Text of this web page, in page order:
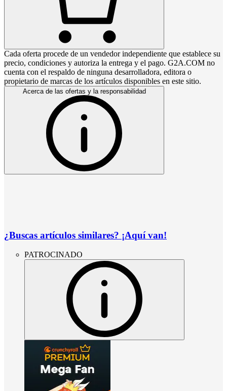
Cada oferta procede de un vendedor independiente que establece su
precio, condiciones y autoriza la entrega y el pago. G2A.COM no
cuenta con el respaldo de ninguna desarrolladora, editora o
propietario de marcas de los artículos disponibles en este sitio.
Acerca de las ofertas y la responsabilidad
¿Buscas artículos similares? ¡Aquí van!
PATROCINADO